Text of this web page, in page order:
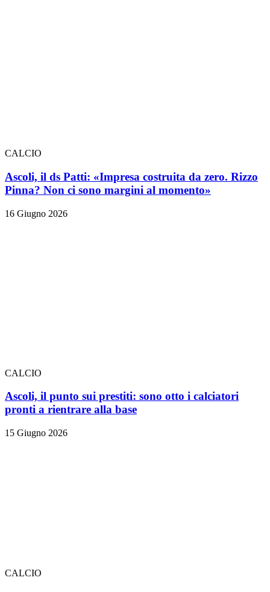
CALCIO
Ascoli, il ds Patti: «Impresa costruita da zero. Rizzo
Pinna? Non ci sono margini al momento»
16 Giugno 2026
CALCIO
Ascoli, il punto sui prestiti: sono otto i calciatori
pronti a rientrare alla base
15 Giugno 2026
CALCIO